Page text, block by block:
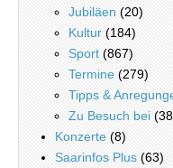
Jubiläen (20)
Kultur (184)
Sport (867)
Termine (279)
Tipps &
Zu Besuch bei
Konzerte (8)
Saarinfos Plus (63)